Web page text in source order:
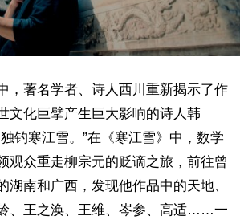
，著名学者、诗人西川重新揭示了作
文化巨擘产生巨大影响的诗人韩
钓寒江雪。”在《寒江雪》中，数学
观众重走柳宗元的贬谪之旅，前往曾
湖南和广西，发现他作品中的天地、
、王之涣、王维、岑参、高适……一